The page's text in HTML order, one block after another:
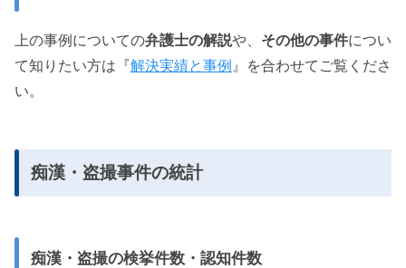
上の事例についての弁護士の解説や、 その他の事件につい
て知りたい方は『解決実績と事例 』を合わせてご覧くださ
い。
痴漢・盗撮事件の統計
痴漢・盗撮の検挙件数・認知件数